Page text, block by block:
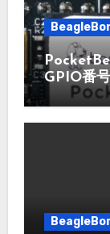
GPIO番